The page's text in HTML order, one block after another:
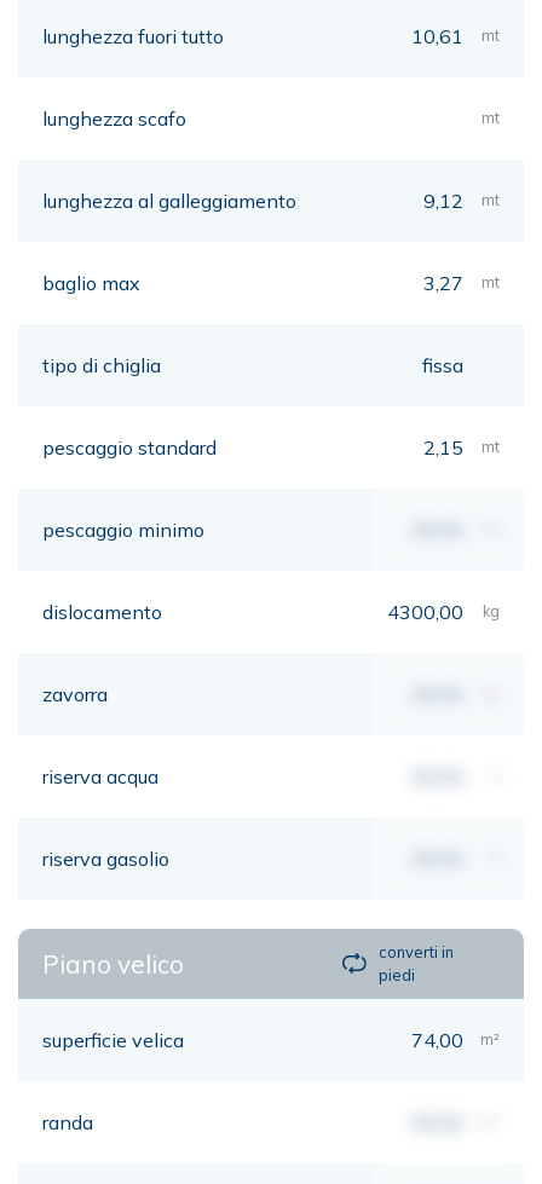
lunghezza fuori tutto 10,61 mt
lunghezza scafo mt
lunghezza al galleggiamento 9,12 mt
baglio max 3,27 mt
tipo di chiglia fissa
pescaggio standard 2,15 mt
pescaggio minimo
dislocamento 4300,00 kg
zavorra
riserva acqua
riserva gasolio
Piano velico
converti in
piedi
superficie velica 74,00 m²
randa